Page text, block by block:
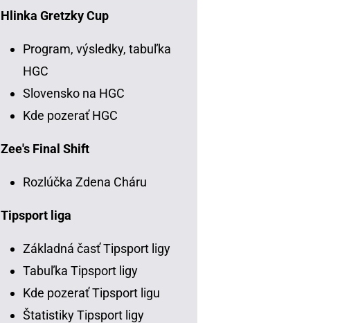
Hlinka Gretzky Cup
Program, výsledky, tabuľka
HGC
Slovensko na HGC
Kde pozerať HGC
Zee's Final Shift
Rozlúčka Zdena Cháru
Tipsport liga
Základná časť Tipsport ligy
Tabuľka Tipsport ligy
Kde pozerať Tipsport ligu
Štatistiky Tipsport ligy